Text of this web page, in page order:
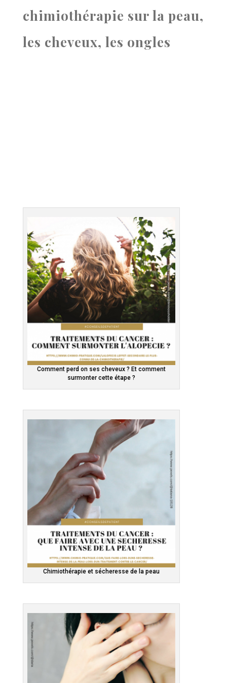
chimiothérapie sur la peau,
les cheveux, les ongles
Comment perd on ses cheveux ? Et comment
surmonter cette étape ?
Chimiothérapie et sécheresse de la peau